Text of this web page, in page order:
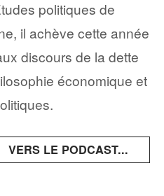
politiques de
il achève cette année
discours de la dette
économique et
VERS LE PODCAST...